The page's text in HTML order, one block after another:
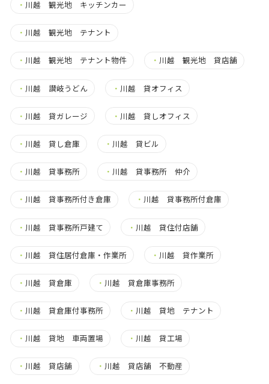
・ 川越 観光地 キッチンカー
・ 川越 観光地 テナント
・ 川越 観光地 テナント物件 ・ 川越 観光地 貸店舗
・ 川越 讃岐うどん ・ 川越 貸オフィス
・ 川越 貸ガレージ ・ 川越 貸しオフィス
・ 川越 貸し倉庫 ・ 川越 貸ビル
・ 川越 貸事務所 ・ 川越 貸事務所 仲介
・ 川越 貸事務所付き倉庫 ・ 川越 貸事務所付倉庫
・ 川越 貸事務所戸建て ・ 川越 貸住付店舗
・ 川越 貸住居付倉庫・作業所 ・ 川越 貸作業所
・ 川越 貸倉庫 ・ 川越 貸倉庫事務所
・ 川越 貸倉庫付事務所 ・ 川越 貸地 テナント
・ 川越 貸地 車両置場 ・ 川越 貸工場
・ 川越 貸店舗 ・ 川越 貸店舗 不動産